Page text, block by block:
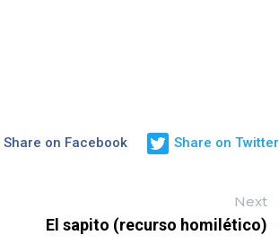
Share on Facebook Share on Twitter
Next
El sapito (recurso homilético)